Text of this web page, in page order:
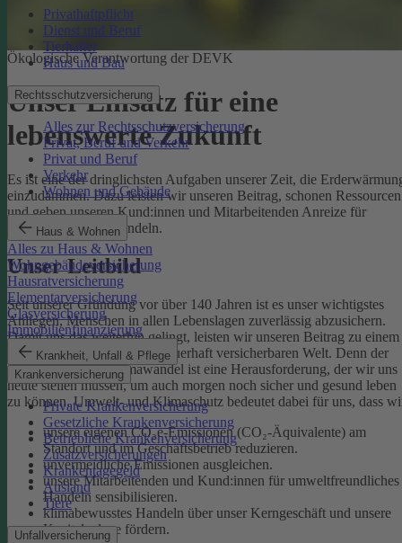
Privathaftpflicht
Dienst und Beruf
Tierhalter
Haus und Bau
Rechtsschutzversicherung
Alles zur Rechtsschutzversicherung
Privat, Beruf und Verkehr
Privat und Beruf
Verkehr
Wohnen und Gebäude
Haus & Wohnen
Alles zu Haus & Wohnen
Wohngebäudeversicherung
Hausratversicherung
Elementarversicherung
Glasversicherung
Immobilienfinanzierung
Krankheit, Unfall & Pflege
Krankenversicherung
Private Krankenversicherung
Gesetzliche Krankenversicherung
Betriebliche Krankenversicherung
Zusatzversicherungen
Krankentagegeld
Ausland
Tiere
Unfallversicherung
Ökologische Verantwortung der DEVK
Unser Einsatz für eine
lebenswerte Zukunft
Es ist eine der dringlichsten Aufgaben unserer Zeit, die
einzudämmen. Dazu leisten wir unseren Beitrag, schonen Ressourcen
und geben unseren Kund:innen und Mitarbeitenden Anreize für
umweltbewusstes Handeln.
Unser Leitbild
Seit unserer Gründung vor über 140 Jahren ist es unser wichtigstes
Anliegen, Menschen in allen Lebenslagen zuverlässig abzusichern.
Damit uns das weiterhin gelingt, leisten wir unseren Beitrag zu einem
gesunden Klima und einer dauerhaft versicherbaren Welt. Denn der
menschgemachte Klimawandel ist eine Herausforderung, der wir uns
heute stellen müssen, um auch morgen noch sicher und gesund leben
zu können.Umwelt- und Klimaschutz bedeutet dabei für uns, dass
unsere eigenen CO₂e-Emissionen (CO₂-Äquivalente) am
Standort und im Geschäftsbetrieb reduzieren.
unvermeidliche Emissionen ausgleichen.
unsere Mitarbeitenden und Kund:innen für umweltfreundliches
Handeln sensibilisieren.
klimabewusstes Handeln über unser Kerngeschäft und unsere
Kapitalanlage fördern.